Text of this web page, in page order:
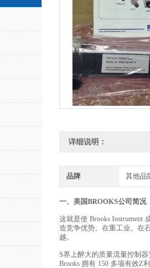
详细说明：
品牌 其他品
一、美国BROOKS公司简况
这就是使 Brooks Instrument
造竞争优势。在重工业。在
越。
S界上醉大的质量流量控制
Brooks 拥有 150 多项有效Z